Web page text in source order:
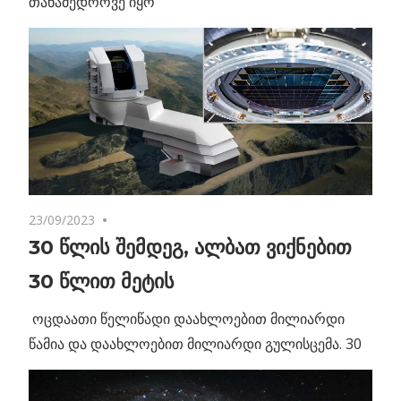
23/09/2023
30 წლის შემდეგ, ალბათ ვიქნებით
30 წლით მეტის
ოცდაათი წელიწადი დაახლოებით მილიარდი
წამია და დაახლოებით მილიარდი გულისცემა. 30